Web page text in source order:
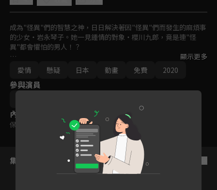
成為"怪異"們的智慧之神，日日解決著因"怪異"們而發生的麻煩事
的少女・岩永琴子。她一見鍾情的對象・櫻川九郎，竟是連"怪
異"都會懼怕的男人！？
不平凡的兩人一起面對因"怪異"們而起的奇妙事件［戀愛×傳奇×
懸疑推理］！！落在兩人身上的異想天開事件，以及這場戀愛的結
局究竟會何去何從――！？
顯示更多
愛情
懸疑 日本 動畫 免費 2020
參與演員
內容標籤
保護級
集數列表